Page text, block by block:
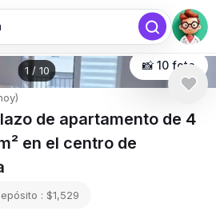
1 / 10 📸 10 foto
de apartamento de 4
en el centro de
: $1,529